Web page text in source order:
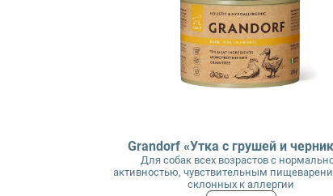
Grandorf «Утка с грушей и
Для собак всех возрастов с
активностью, чувствительным
склонных к аллергии